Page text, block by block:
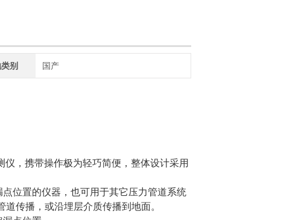
别 国产
，携带操作极为轻巧简便，整体设计采用
位置的仪器，也可用于其它压力管道系统
传播，或沿埋层介质传播到地面。